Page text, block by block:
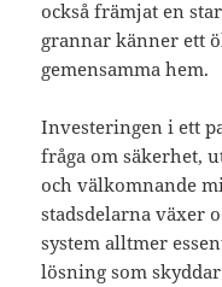
också främjat en
grannar känner ett
gemensamma hem.
Investeringen i ett
fråga om säkerhet,
och välkomnande
stadsdelarna växer
system alltmer
lösning som